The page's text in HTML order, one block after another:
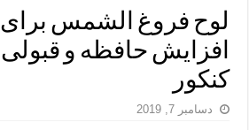
معجزات دعای یا من اظهر الجمیل – دعای
مهم ترین اذکار الهی و فضیلت آن ها –
دعا برای ترس بچه ها در خواب – دعای
نماز حاجت برای کار گشایی- دعای رفع
لوح فروغ الشمس برای
افزایش حافظه و قبولی
کنکور
دسامبر 7, 2019